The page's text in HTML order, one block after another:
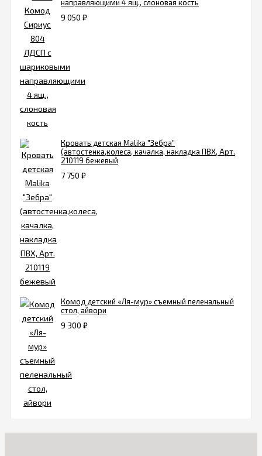
направляющими 4 ящ., слоновая кость
9 050 ₽
Кровать детская Malika "Зебра"
(автостенка,колеса, качалка, накладка ПВХ, Арт.
210119 бежевый
7 750 ₽
Комод детский «Ля-мур» съемный пеленальный
стол, айвори
9 300 ₽